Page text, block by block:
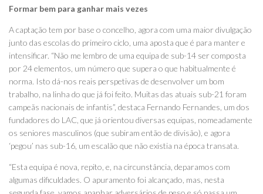
Formar bem para ganhar mais vezes
A captação tem por base o concelho, agora com uma maior divulgação
junto das escolas do primeiro ciclo, uma aposta que é para manter e
intensificar. “Não me lembro de uma equipa de sub-14 ser composta
por 24 elementos, um número que supera o que habitualmente é
norma. Isto dá-nos reais perspetivas de desenvolver um bom
trabalho, na linha do que já foi feito. Muitas das atuais sub-21 foram
campeãs nacionais de infantis”, destaca Fernando Fernandes, um dos
fundadores do LAC, que já orientou diversas equipas, nomeadamente
os seniores masculinos (que subiram então de divisão), e agora
‘pegou’ nas sub-16, um escalão que não existia na época transata.
“Esta equipa é nova, repito, e, na circunstância, deparamos com
algumas dificuldades. O apuramento foi alcançado, mas, nesta